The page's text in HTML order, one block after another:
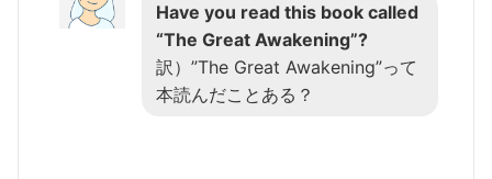
Have you read this book called
“The Great Awakening”?
訳）”The Great Awakening”って
本読んだことある？